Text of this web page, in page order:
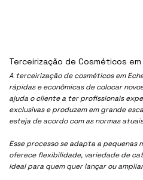
A terceirização de cosméticos em
rápidas e econômicas de colocar
ajuda o cliente a ter profissionais
exclusivas e produzem em grande
esteja de acordo com as normas
Esse processo se adapta a pequenas
oferece flexibilidade, variedade de
ideal para quem quer lançar ou
Terceirização de Cosméticos em